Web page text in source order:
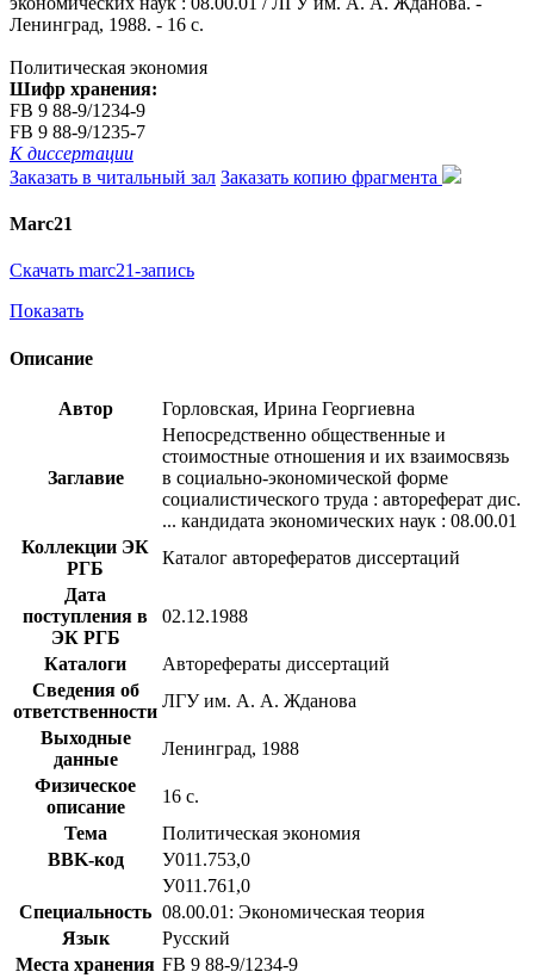
Ленинград, 1988. - 16 с.
Политическая экономия
Шифр хранения:
FB 9 88-9/1234-9
FB 9 88-9/1235-7
К диссертации
Заказать в читальный зал Заказать копию фрагмента
Marc21
Скачать marc21-запись
Показать
Описание
Автор Горловская, Ирина Георгиевна
Заглавие
Непосредственно общественные и
стоимостные отношения и их взаимосвязь
в социально-экономической форме
социалистического труда : автореферат дис.
... кандидата экономических наук : 08.00.01
Коллекции ЭК
РГБ
Каталог авторефератов диссертаций
Дата
поступления в
ЭК РГБ
02.12.1988
Каталоги
Авторефераты диссертаций
Сведения об
ответственности
ЛГУ им. А. А. Жданова
Выходные
данные
Ленинград, 1988
Физическое
описание
16 с.
Тема
Политическая экономия
BBK-код
У011.753,0
У011.761,0
Специальность 08.00.01: Экономическая теория
Язык
Русский
Места хранения FB 9 88-9/1234-9